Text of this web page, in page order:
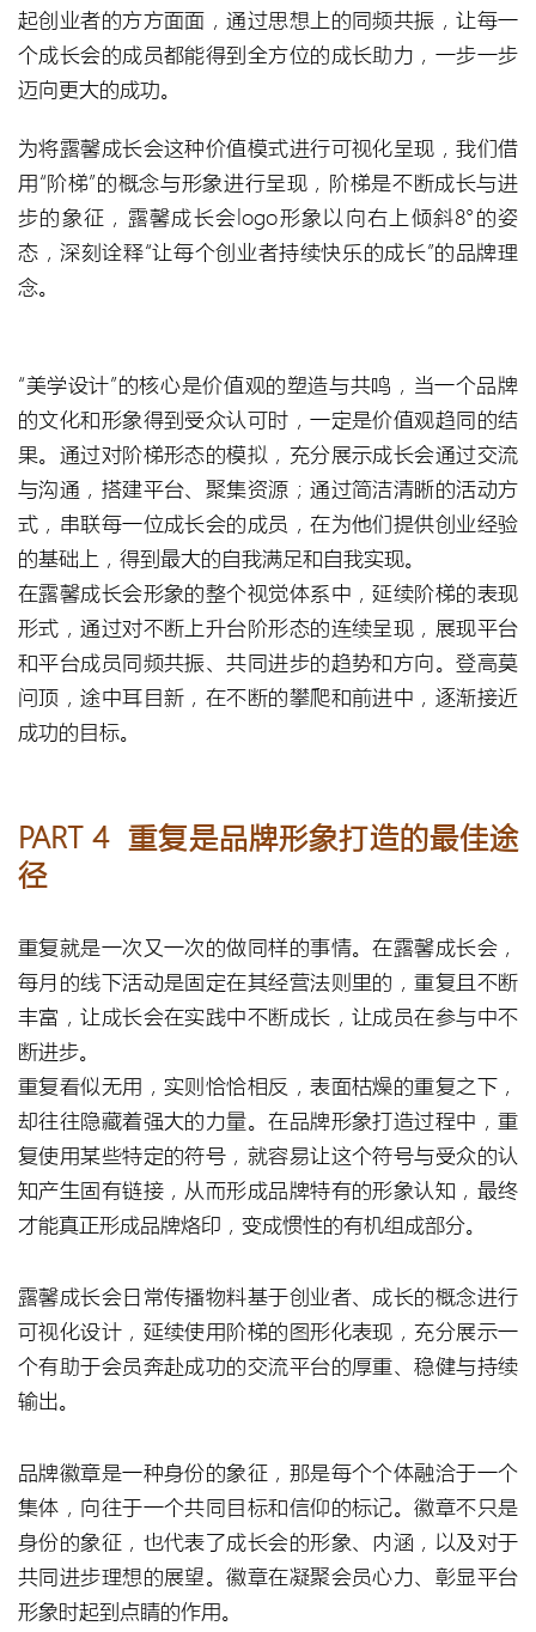
起创业者的方方面面，通过思想上的同频共振，让每一
个成长会的成员都能得到全方位的成长助力，一步一步
迈向更大的成功。
为将露馨成长会这种价值模式进行可视化呈现，我们借
用“阶梯”的概念与形象进行呈现，阶梯是不断成长与进
步的象征，露馨成长会logo形象以向右上倾斜8°的姿
态，深刻诠释“让每个创业者持续快乐的成长”的品牌理
念。
“美学设计”的核心是价值观的塑造与共鸣，当一个品牌
的文化和形象得到受众认可时，一定是价值观趋同的结
果。通过对阶梯形态的模拟，充分展示成长会通过交流
与沟通，搭建平台、聚集资源；通过简洁清晰的活动方
式，串联每一位成长会的成员，在为他们提供创业经验
的基础上，得到最大的自我满足和自我实现。
在露馨成长会形象的整个视觉体系中，延续阶梯的表现
形式，通过对不断上升台阶形态的连续呈现，展现平台
和平台成员同频共振、共同进步的趋势和方向。登高莫
问顶，途中耳目新，在不断的攀爬和前进中，逐渐接近
成功的目标。
PART 4 重复是品牌形象打造的最佳途
径
重复就是一次又一次的做同样的事情。在露馨成长会，
每月的线下活动是固定在其经营法则里的，重复且不断
丰富，让成长会在实践中不断成长，让成员在参与中不
断进步。
重复看似无用，实则恰恰相反，表面枯燥的重复之下，
却往往隐藏着强大的力量。在品牌形象打造过程中，重
复使用某些特定的符号，就容易让这个符号与受众的认
知产生固有链接，从而形成品牌特有的形象认知，最终
才能真正形成品牌烙印，变成惯性的有机组成部分。
露馨成长会日常传播物料基于创业者、成长的概念进行
可视化设计，延续使用阶梯的图形化表现，充分展示一
个有助于会员奔赴成功的交流平台的厚重、稳健与持续
输出。
品牌徽章是一种身份的象征，那是每个个体融洽于一个
集体，向往于一个共同目标和信仰的标记。徽章不只是
身份的象征，也代表了成长会的形象、内涵，以及对于
共同进步理想的展望。徽章在凝聚会员心力、彰显平台
形象时起到点睛的作用。